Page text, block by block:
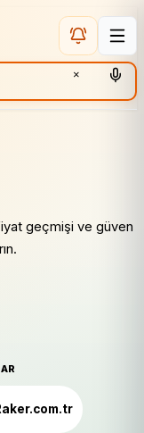
×
geçmişi ve güven